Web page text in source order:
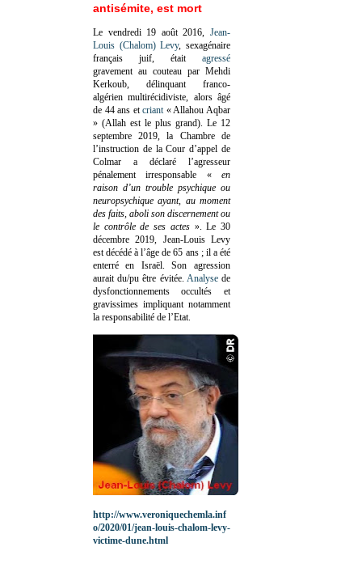
antisémite, est mort
Le vendredi 19 août 2016, Jean-
Louis (Chalom) Levy, sexagénaire
français juif, était agressé
gravement au couteau par Mehdi
Kerkoub, délinquant franco-
algérien multirécidiviste, alors âgé
de 44 ans etcriant « Allahou Aqbar
» (Allah est le plus grand). Le 12
septembre 2019, la Chambre de
l’instruction de la Cour d’appel de
Colmar a déclaré l’agresseur
pénalement irresponsable «en
raison d’un trouble psychique ou
neuropsychique ayant, au moment
des faits, aboli son discernement ou
le contrôle de ses actes». Le 30
décembre 2019, Jean-Louis Levy
est décédé à l’âge de 65 ans ; il a été
enterré en Israël. Son agression
aurait du/pu être évitée. Analysede
dysfonctionnements occultés et
gravissimes impliquant notamment
la responsabilité de l’Etat.
http://www.veroniquechemla.inf
o/2020/01/jean-louis-chalom-levy-
victime-dune.html